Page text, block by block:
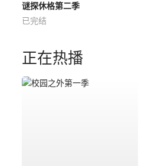
谜探休格第二季
已完结
正在热播